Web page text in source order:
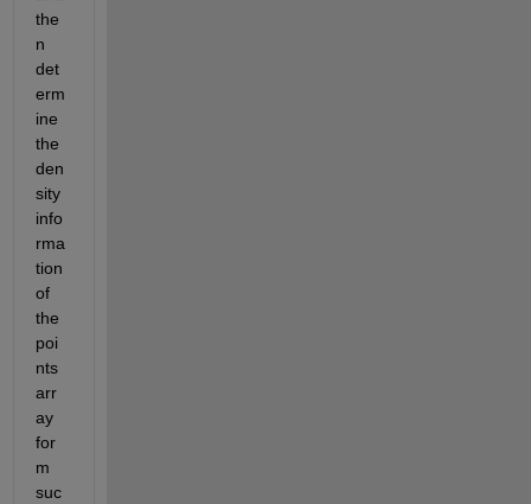
the
n
det
erm
ine
the
den
sity
info
rma
tion
of
the
poi
nts
arr
ay
for
m
suc